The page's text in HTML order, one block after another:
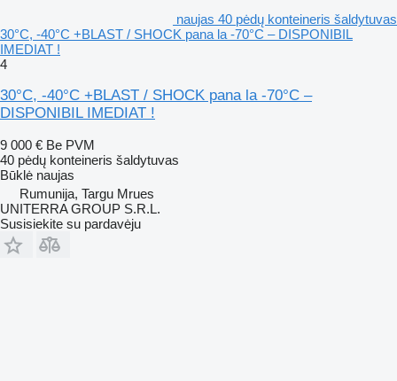
naujas 40 pėdų konteineris šaldytuvas
30°C, -40°C +BLAST / SHOCK pana la -70°C – DISPONIBIL
IMEDIAT !
4
30°C, -40°C +BLAST / SHOCK pana la -70°C –
DISPONIBIL IMEDIAT !
9 000 € Be PVM
40 pėdų konteineris šaldytuvas
Būklė naujas
Rumunija, Targu Mrues
UNITERRA GROUP S.R.L.
Susisiekite su pardavėju